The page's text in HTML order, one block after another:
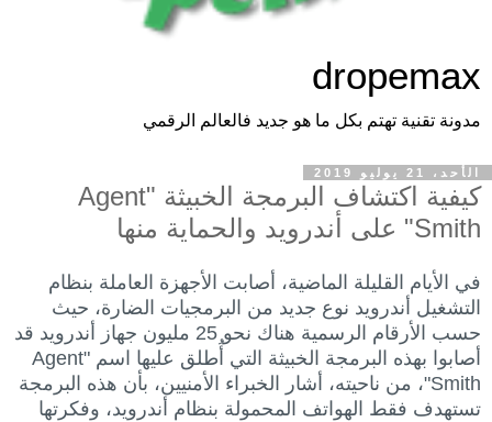
dropemax
مدونة تقنية تهتم بكل ما هو جديد فالعالم الرقمي
الأحد، 21 يوليو 2019
كيفية اكتشاف البرمجة الخبيثة "Agent
Smith" على أندرويد والحماية منها
في الأيام القليلة الماضية، أصابت الأجهزة العاملة بنظام
التشغيل أندرويد نوع جديد من البرمجيات الضارة، حيث
حسب الأرقام الرسمية هناك نحو 25 مليون جهاز أندرويد قد
أصابوا بهذه البرمجة الخبيثة التي أُطلق عليها اسم "Agent
Smith"، من ناحيته، أشار الخبراء الأمنيين، بأن هذه البرمجة
تستهدف فقط الهواتف المحمولة بنظام أندرويد، وفكرتها